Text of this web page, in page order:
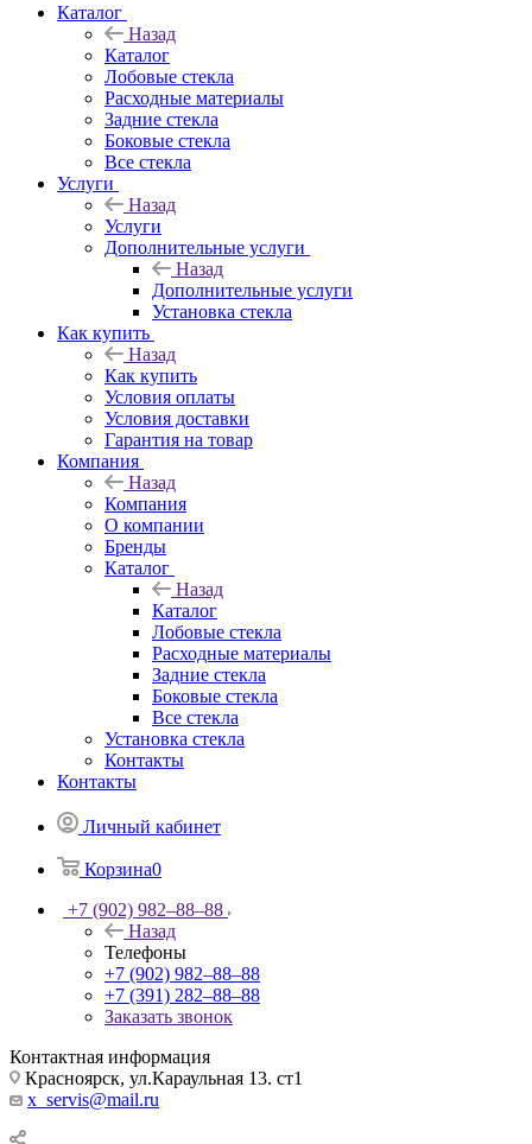
Каталог
Назад
Каталог
Лобовые стекла
Расходные материалы
Задние стекла
Боковые стекла
Все стекла
Услуги
Назад
Услуги
Дополнительные услуги
Назад
Дополнительные услуги
Установка стекла
Как купить
Назад
Как купить
Условия оплаты
Условия доставки
Гарантия на товар
Компания
Назад
Компания
О компании
Бренды
Каталог
Назад
Каталог
Лобовые стекла
Расходные материалы
Задние стекла
Боковые стекла
Все стекла
Установка стекла
Контакты
Контакты
Личный кабинет
Корзина0
+7 (902) 982‒88‒88
Назад
Телефоны
+7 (902) 982‒88‒88
+7 (391) 282‒88‒88
Заказать звонок
Контактная информация
Красноярск, ул.Караульная 13. ст1
x_servis@mail.ru